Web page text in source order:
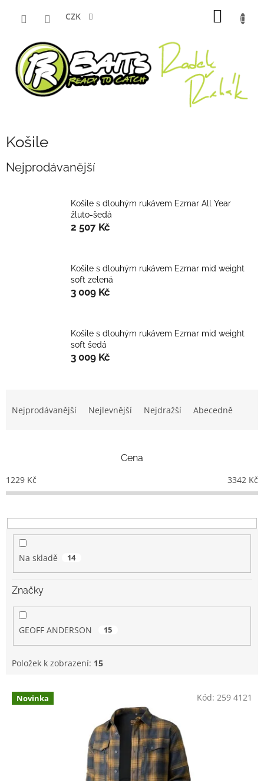
CZK
Košile
Nejprodávanější
Košile s dlouhým rukávem Ezmar All Year
žluto-šedá
2 507 Kč
Košile s dlouhým rukávem Ezmar mid weight
soft zelená
3 009 Kč
Košile s dlouhým rukávem Ezmar mid weight
soft šedá
3 009 Kč
p
r
o
u
Nejprodávanější Nejlevnější Nejdražší Abecedně
Cena
1229 Kč 3342 Kč
Na skladě 14
Značky
GEOFF ANDERSON 15
Položek k zobrazení: 15
V Novinka Kód: 259 4121